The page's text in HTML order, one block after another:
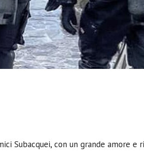
Subacquei, con un grande amore